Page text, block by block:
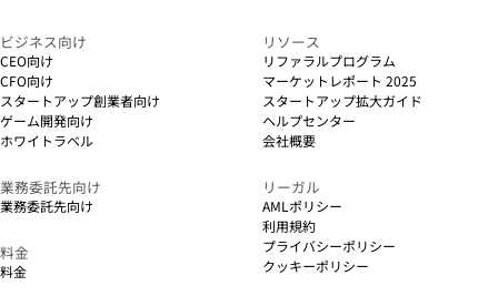
ビジネス向け
CEO向け
CFO向け
スタートアップ創業者向け
ゲーム開発向け
ホワイトラベル
業務委託先向け
業務委託先向け
料金
料金
リソース
リファラルプログラム
マーケットレポート 2025
スタートアップ拡大ガイド
ヘルプセンター
会社概要
リーガル
AMLポリシー
利用規約
プライバシーポリシー
クッキーポリシー